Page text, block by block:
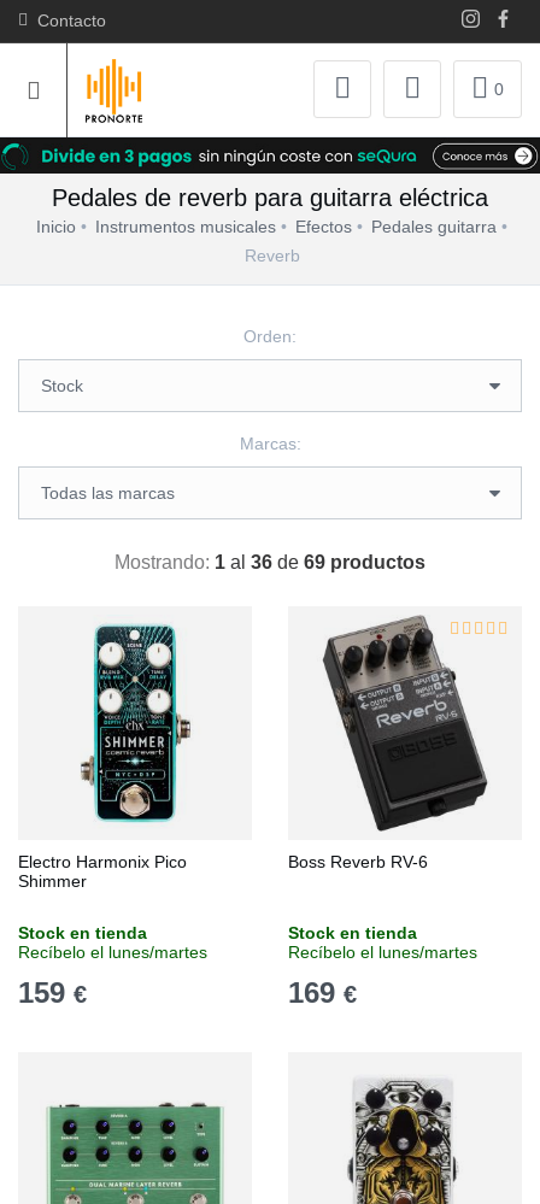
Contacto
0
Pedales de reverb para guitarra eléctrica
Inicio Instrumentos musicales Efectos
Pedales guitarra
Reverb
Orden:
Marcas:
Mostrando: 1 al 36 de 69 productos
Electro Harmonix Pico
Shimmer
Stock en tienda
Recíbelo el lunes/martes
159 €
Boss Reverb RV-6
Stock en tienda
Recíbelo el lunes/martes
169 €